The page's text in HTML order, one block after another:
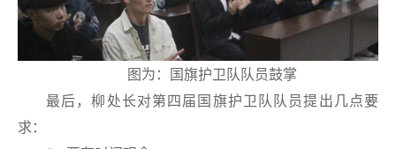
图为：国旗护卫队队员鼓掌
最后，柳处长对第四届国旗护卫队队员提出几点要
求：